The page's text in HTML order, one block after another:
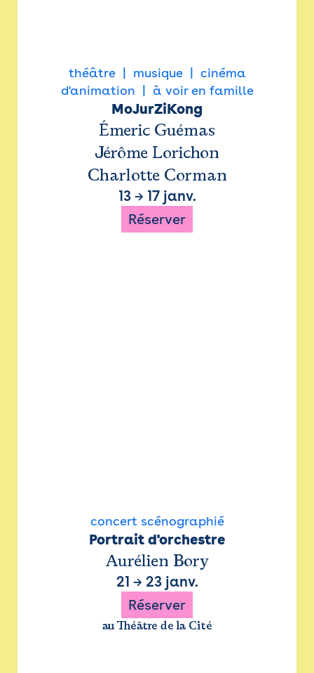
théâtre musique
cinéma
d'animation
à voir en famille
MoJurZiKong
Émeric Guémas
Jérôme Lorichon
Charlotte Corman
13→ 17 janv.
Réserver
concert scénographié
Portrait d'orchestre
Aurélien Bory
21 → 23 janv.
Réserver
au Théâtre de la Cité